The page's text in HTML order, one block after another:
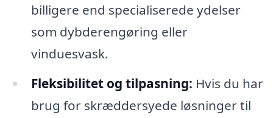
billigere end specialiserede ydelser
som dybderengøring eller
vinduesvask.
Fleksibilitet og tilpasning: Hvis du har
brug for skræddersyede løsninger til